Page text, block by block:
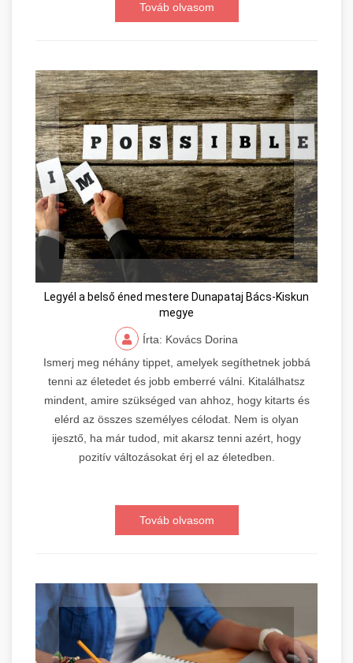
Továb olvasom
Legyél a belső éned mestere Dunapataj Bács-Kiskun
megye
Írta: Kovács Dorina
Ismerj meg néhány tippet, amelyek segíthetnek jobbá
tenni az életedet és jobb emberré válni. Kitalálhatsz
mindent, amire szükséged van ahhoz, hogy kitarts és
elérd az összes személyes célodat. Nem is olyan
ijesztő, ha már tudod, mit akarsz tenni azért, hogy
pozitív változásokat érj el az életedben.
Továb olvasom